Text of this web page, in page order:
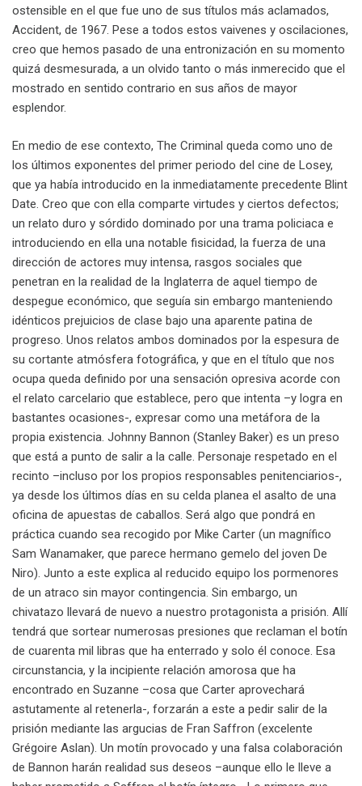
ostensible en el que fue uno de sus títulos más aclamados,
Accident, de 1967. Pese a todos estos vaivenes y oscilaciones,
creo que hemos pasado de una entronización en su momento
quizá desmesurada, a un olvido tanto o más inmerecido que el
mostrado en sentido contrario en sus años de mayor
esplendor.
En medio de ese contexto, The Criminal queda como uno de
los últimos exponentes del primer periodo del cine de Losey,
que ya había introducido en la inmediatamente precedente Blint
Date. Creo que con ella comparte virtudes y ciertos defectos;
un relato duro y sórdido dominado por una trama policiaca e
introduciendo en ella una notable fisicidad, la fuerza de una
dirección de actores muy intensa, rasgos sociales que
penetran en la realidad de la Inglaterra de aquel tiempo de
despegue económico, que seguía sin embargo manteniendo
idénticos prejuicios de clase bajo una aparente patina de
progreso. Unos relatos ambos dominados por la espesura de
su cortante atmósfera fotográfica, y que en el título que nos
ocupa queda definido por una sensación opresiva acorde con
el relato carcelario que establece, pero que intenta –y logra en
bastantes ocasiones-, expresar como una metáfora de la
propia existencia. Johnny Bannon (Stanley Baker) es un preso
que está a punto de salir a la calle. Personaje respetado en el
recinto –incluso por los propios responsables penitenciarios-,
ya desde los últimos días en su celda planea el asalto de una
oficina de apuestas de caballos. Será algo que pondrá en
práctica cuando sea recogido por Mike Carter (un magnífico
Sam Wanamaker, que parece hermano gemelo del joven De
Niro). Junto a este explica al reducido equipo los pormenores
de un atraco sin mayor contingencia. Sin embargo, un
chivatazo llevará de nuevo a nuestro protagonista a prisión. Allí
tendrá que sortear numerosas presiones que reclaman el botín
de cuarenta mil libras que ha enterrado y solo él conoce. Esa
circunstancia, y la incipiente relación amorosa que ha
encontrado en Suzanne –cosa que Carter aprovechará
astutamente al retenerla-, forzarán a este a pedir salir de la
prisión mediante las argucias de Fran Saffron (excelente
Grégoire Aslan). Un motín provocado y una falsa colaboración
de Bannon harán realidad sus deseos –aunque ello le lleve a